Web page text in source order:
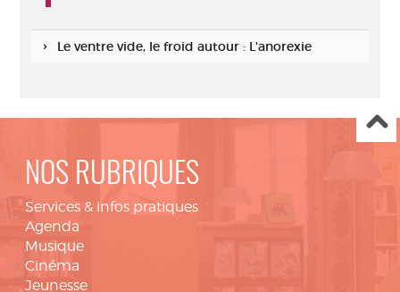
Le ventre vide, le froid autour : L'anorexie
NOS RUBRIQUES
Services & infos pratiques
Agenda
Musique
Cinéma
Jeunesse